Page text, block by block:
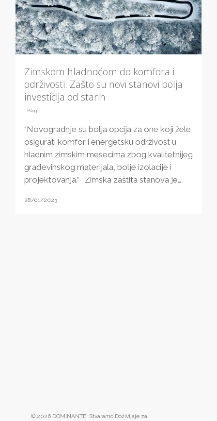
Zimskom hladnoćom do komfora i
održivosti: Zašto su novi stanovi bolja
investicija od starih
| Blog
“Novogradnje su bolja opcija za one koji žele
osigurati komfor i energetsku održivost u
hladnim zimskim mesecima zbog kvalitetnijeg
građevinskog materijala, bolje izolacije i
projektovanja.” Zimska zaštita stanova je…
28/01/2023
© 2026 DOMINANTE. Stvaramo Doživljaje za